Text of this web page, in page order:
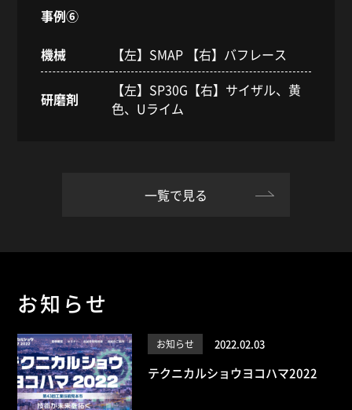
事例⑥
機械 【左】SMAP 【右】バフレース
研磨剤
【左】SP30G【右】サイザル、黄
色、Uライム
一覧で見る
お知らせ
お知らせ 2022.02.03
テクニカルショウヨコハマ2022